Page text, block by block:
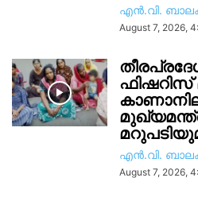
എൻ.വി.
August 7, 2026,
ഫിഷറിസ്‌
എൻ.വി.
August 7, 2026,